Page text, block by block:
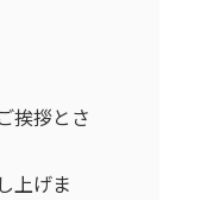
挨拶とさ
上げま